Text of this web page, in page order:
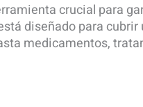
crucial para
diseñado para
medicamentos,